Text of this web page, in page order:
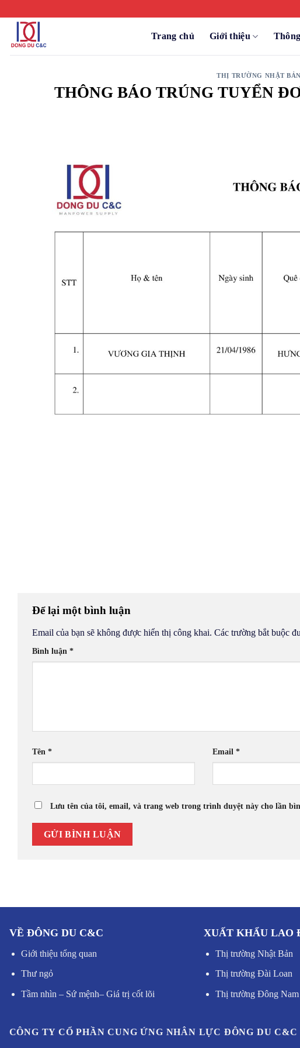
dung
Trang chủ Giới thiệu
THỊ TRƯỜNG NHẬT BẢN
THÔNG BÁO TRÚNG TUYỂN
Để lại một bình luận
Email của bạn sẽ không được hiển thị công khai. Các trường bắt buộc
Bình luận *
Tên * Email*
Lưu tên của tôi, email, và trang web trong trình duyệt này cho lần
VỀ ĐÔNG DU C&C
Giới thiệu tổng quan
Thư ngỏ
Tầm nhìn – Sứ mệnh– Giá trị cốt lõi
XUẤT KHẨU LAO
Thị trường Nhật Bản
Thị trường Đài Loan
Thị trường Đông
CÔNG TY CỔ PHẦN CUNG ỨNG NHÂN LỰC ĐÔNG DU C&C